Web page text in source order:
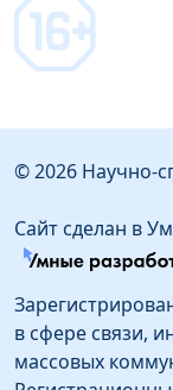
© 2026 Научно-
Сайт сделан в
в сфере связи,
массовых